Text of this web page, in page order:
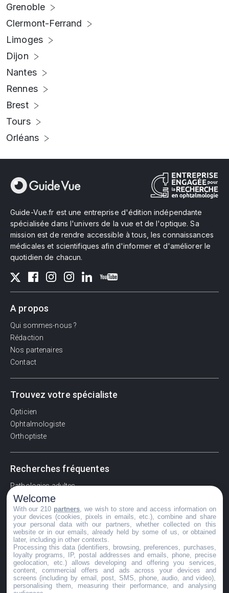
Grenoble
Clermont-Ferrand
Limoges
Dijon
Nantes
Rennes
Brest
Tours
Orléans
Guide-Vue.fr est une entreprise d'édition indépendante
spécialisée dans l'univers de la vue et de l'optique. Sa
mission est de rendre accessible à tous, les connaissances
médicales et scientifiques afin d'informer et d'améliorer le
quotidien de chacun.
A propos
Qui sommes-nous ?
Rédaction
Nos partenaires
Contact
Trouvez votre spécialiste
Opticien
Ophtalmologiste
Orthoptiste
Recherches fréquentes
Pathologies adultes
Signes d'une urgence ophtalmologique
La vision
Acuité visuelle
Myosis / mydriase
Œdème oculaire
©GuideVue2024
Welcome
With our 210 partners , we wish to store and access information on
your devices (cookies, pixels in emails, etc.), combine and share
your personal data with our partners, whether collected on this
website or in our emails, already held by some of us, or obtained
later, including in other contexts.
Processing this data (identifiers, browsing, preferences, purchases,
loyalty programs, IP, postal addresses and emails, phone, precise
geolocation, etc.) allows developing and offering you services,
content, commercial offers and ads across your devices and
screens (including by email, post, SMS, phone, audio, and video),
personalising them, measuring their performance, and analysing